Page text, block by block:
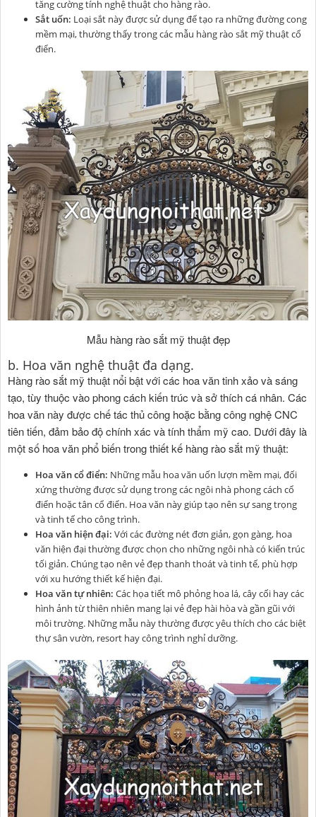
tăng cường tính nghệ thuật cho hàng rào.
Sắt uốn: Loại sắt này được sử dụng để tạo ra những đường cong
mềm mại, thường thấy trong các mẫu hàng rào sắt mỹ thuật cổ
điển.
Mẫu hàng rào sắt mỹ thuật đẹp
b. Hoa văn nghệ thuật đa dạng.
Hàng rào sắt mỹ thuật nổi bật với các hoa văn tinh xảo và sáng
tạo, tùy thuộc vào phong cách kiến trúc và sở thích cá nhân. Các
hoa văn này được chế tác thủ công hoặc bằng công nghệ CNC
tiên tiến, đảm bảo độ chính xác và tính thẩm mỹ cao. Dưới đây là
một số hoa văn phổ biến trong thiết kế hàng rào sắt mỹ thuật:
Hoa văn cổ điển: Những mẫu hoa văn uốn lượn mềm mại, đối
xứng thường được sử dụng trong các ngôi nhà phong cách cổ
điển hoặc tân cổ điển. Hoa văn này giúp tạo nên sự sang trọng
và tinh tế cho công trình.
Hoa văn hiện đại: Với các đường nét đơn giản, gọn gàng, hoa
văn hiện đại thường được chọn cho những ngôi nhà có kiến trúc
tối giản. Chúng tạo nên vẻ đẹp thanh thoát và tinh tế, phù hợp
với xu hướng thiết kế hiện đại.
Hoa văn tự nhiên: Các họa tiết mô phỏng hoa lá, cây cối hay các
hình ảnh từ thiên nhiên mang lại vẻ đẹp hài hòa và gần gũi với
môi trường. Những mẫu này thường được yêu thích cho các biệt
thự sân vườn, resort hay công trình nghỉ dưỡng.